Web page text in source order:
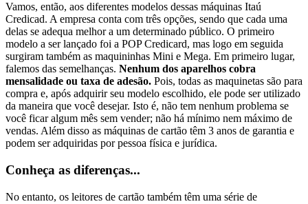
Vamos, então, aos diferentes modelos dessas máquinas Itaú
Credicad. A empresa conta com três opções, sendo que cada uma
delas se adequa melhor a um determinado público. O primeiro
modelo a ser lançado foi a POP Credicard, mas logo em seguida
surgiram também as maquininhas Mini e Mega. Em primeiro lugar,
falemos das semelhanças. Nenhum dos aparelhos cobra
mensalidade ou taxa de adesão. Pois, todas as maquinetas são para
compra e, após adquirir seu modelo escolhido, ele pode ser utilizado
da maneira que você desejar. Isto é, não tem nenhum problema se
você ficar algum mês sem vender; não há mínimo nem máximo de
vendas. Além disso as máquinas de cartão têm 3 anos de garantia e
podem ser adquiridas por pessoa física e jurídica.
Conheça as diferenças...
No entanto, os leitores de cartão também têm uma série de